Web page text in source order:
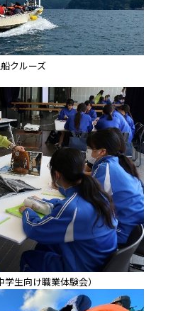
クルーズ
学生向け職業体験会）